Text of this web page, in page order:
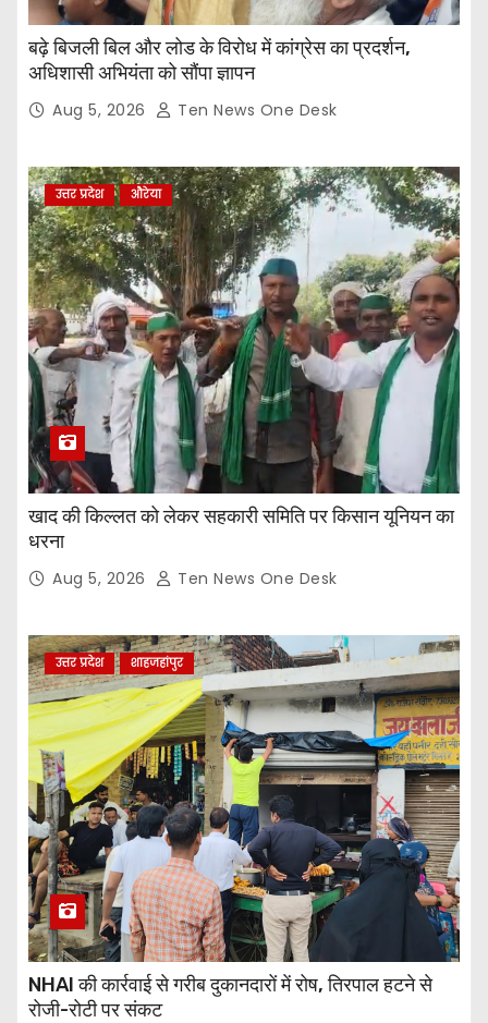
बढ़े बिजली बिल और लोड के विरोध में कांग्रेस का प्रदर्शन,
अधिशासी अभियंता को सौंपा ज्ञापन
Aug 5, 2026 Ten News One Desk
उत्तर प्रदेश औरेया
खाद की किल्लत को लेकर सहकारी समिति पर किसान यूनियन का
धरना
Aug 5, 2026 Ten News One Desk
उत्तर प्रदेश शाहजहांपुर
NHAI की कार्रवाई से गरीब दुकानदारों में रोष, तिरपाल हटने से
रोजी-रोटी पर संकट